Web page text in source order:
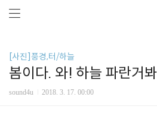
[사진]풍경,터/하늘
봄이다. 와! 하늘 파란거
sound4u 2018. 3. 17. 00:00